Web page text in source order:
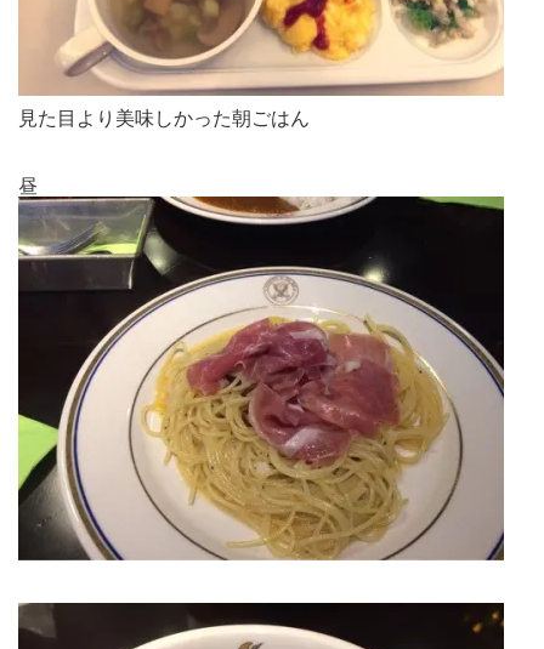
見た目より美味しかった朝ごはん
昼